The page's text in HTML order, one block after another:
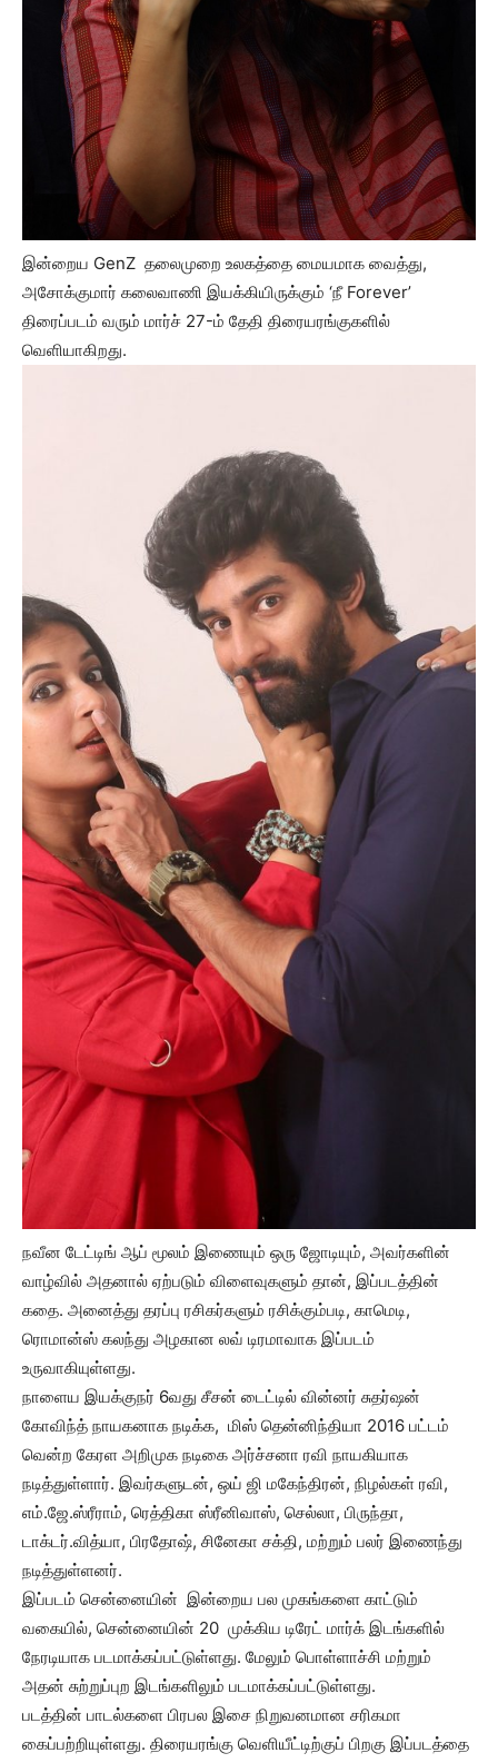
இன்றைய GenZ தலைமுறை உலகத்தை மையமாக வைத்து,
அசோக்குமார் கலைவாணி இயக்கியிருக்கும் ‘நீ Forever’
திரைப்படம் வரும் மார்ச் 27-ம் தேதி திரையரங்குகளில்
வெளியாகிறது.
நவீன டேட்டிங் ஆப் மூலம் இணையும் ஒரு ஜோடியும், அவர்களின்
வாழ்வில் அதனால் ஏற்படும் விளைவுகளும் தான், இப்படத்தின்
கதை. அனைத்து தரப்பு ரசிகர்களும் ரசிக்கும்படி, காமெடி,
ரொமான்ஸ் கலந்து அழகான லவ் டிரமாவாக இப்படம்
உருவாகியுள்ளது.
நாளைய இயக்குநர் 6வது சீசன் டைட்டில் வின்னர் சுதர்ஷன்
கோவிந்த் நாயகனாக நடிக்க, மிஸ் தென்னிந்தியா 2016 பட்டம்
வென்ற கேரள அறிமுக நடிகை அர்ச்சனா ரவி நாயகியாக
நடித்துள்ளார். இவர்களுடன், ஒய் ஜி மகேந்திரன், நிழல்கள் ரவி,
எம்.ஜே.ஸ்ரீராம், ரெத்திகா ஸ்ரீனிவாஸ், செல்லா, பிருந்தா,
டாக்டர்.வித்யா, பிரதோஷ், சினேகா சக்தி, மற்றும் பலர் இணைந்து
நடித்துள்ளனர்.
இப்படம் சென்னையின் இன்றைய பல முகங்களை காட்டும்
வகையில், சென்னையின் 20 முக்கிய டிரேட் மார்க் இடங்களில்
நேரடியாக படமாக்கப்பட்டுள்ளது. மேலும் பொள்ளாச்சி மற்றும்
அதன் சுற்றுப்புற இடங்களிலும் படமாக்கப்பட்டுள்ளது.
படத்தின் பாடல்களை பிரபல இசை நிறுவனமான சரிகமா
கைப்பற்றியுள்ளது. திரையரங்கு வெளியீட்டிற்குப் பிறகு இப்படத்தை